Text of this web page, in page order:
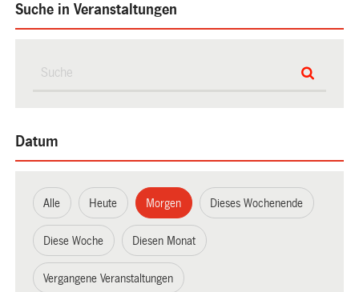
Suche in Veranstaltungen
Datum
Alle Heute Morgen Dieses Wochenende
Diese Woche Diesen Monat
Vergangene Veranstaltungen